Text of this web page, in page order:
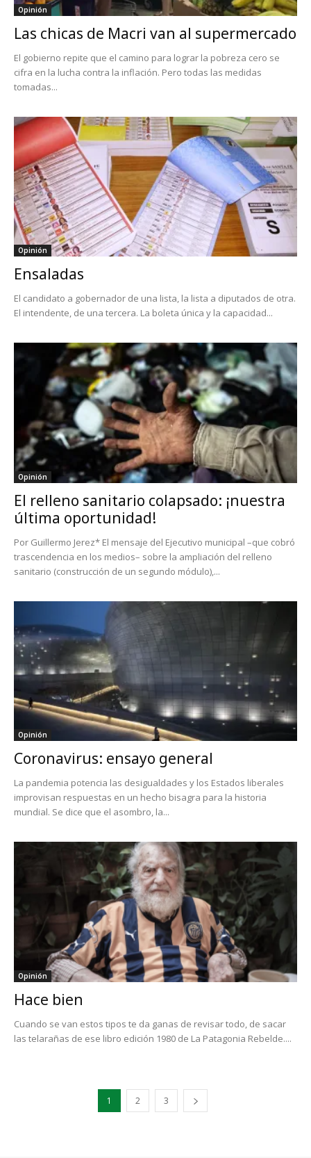
Opinión
Las chicas de Macri van al supermercado
El gobierno repite que el camino para lograr la pobreza cero se
cifra en la lucha contra la inflación. Pero todas las medidas
tomadas...
Opinión
Ensaladas
El candidato a gobernador de una lista, la lista a diputados de otra.
El intendente, de una tercera. La boleta única y la capacidad...
Opinión
El relleno sanitario colapsado: ¡nuestra
última oportunidad!
Por Guillermo Jerez* El mensaje del Ejecutivo municipal –que cobró
trascendencia en los medios– sobre la ampliación del relleno
sanitario (construcción de un segundo módulo),...
Opinión
Coronavirus: ensayo general
La pandemia potencia las desigualdades y los Estados liberales
improvisan respuestas en un hecho bisagra para la historia
mundial. Se dice que el asombro, la...
Opinión
Hace bien
Cuando se van estos tipos te da ganas de revisar todo, de sacar
las telarañas de ese libro edición 1980 de La Patagonia Rebelde....
1 2 3